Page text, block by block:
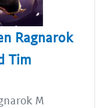
Ragnarok
Tim
M